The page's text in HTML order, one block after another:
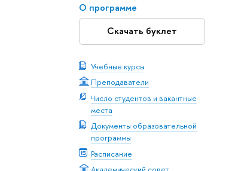
О программе
Скачать буклет
Учебные курсы
Преподаватели
Число студентов и вакантные
места
Документы образовательной
программы
Расписание